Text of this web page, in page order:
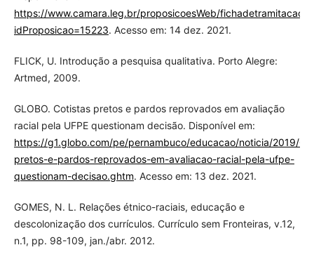
https://www.camara.leg.br/proposicoesWeb/fichadetramitacao?
idProposicao=15223. Acesso em: 14 dez. 2021.
FLICK, U. Introdução a pesquisa qualitativa. Porto Alegre:
Artmed, 2009.
GLOBO. Cotistas pretos e pardos reprovados em avaliação
racial pela UFPE questionam decisão. Disponível em:
https://g1.globo.com/pe/pernambuco/educacao/noticia/2019/
pretos-e-pardos-reprovados-em-avaliacao-racial-pela-ufpe-
questionam-decisao.ghtm. Acesso em: 13 dez. 2021.
GOMES, N. L. Relações étnico-raciais, educação e
descolonização dos currículos. Currículo sem Fronteiras, v.12,
n.1, pp. 98-109, jan./abr. 2012.